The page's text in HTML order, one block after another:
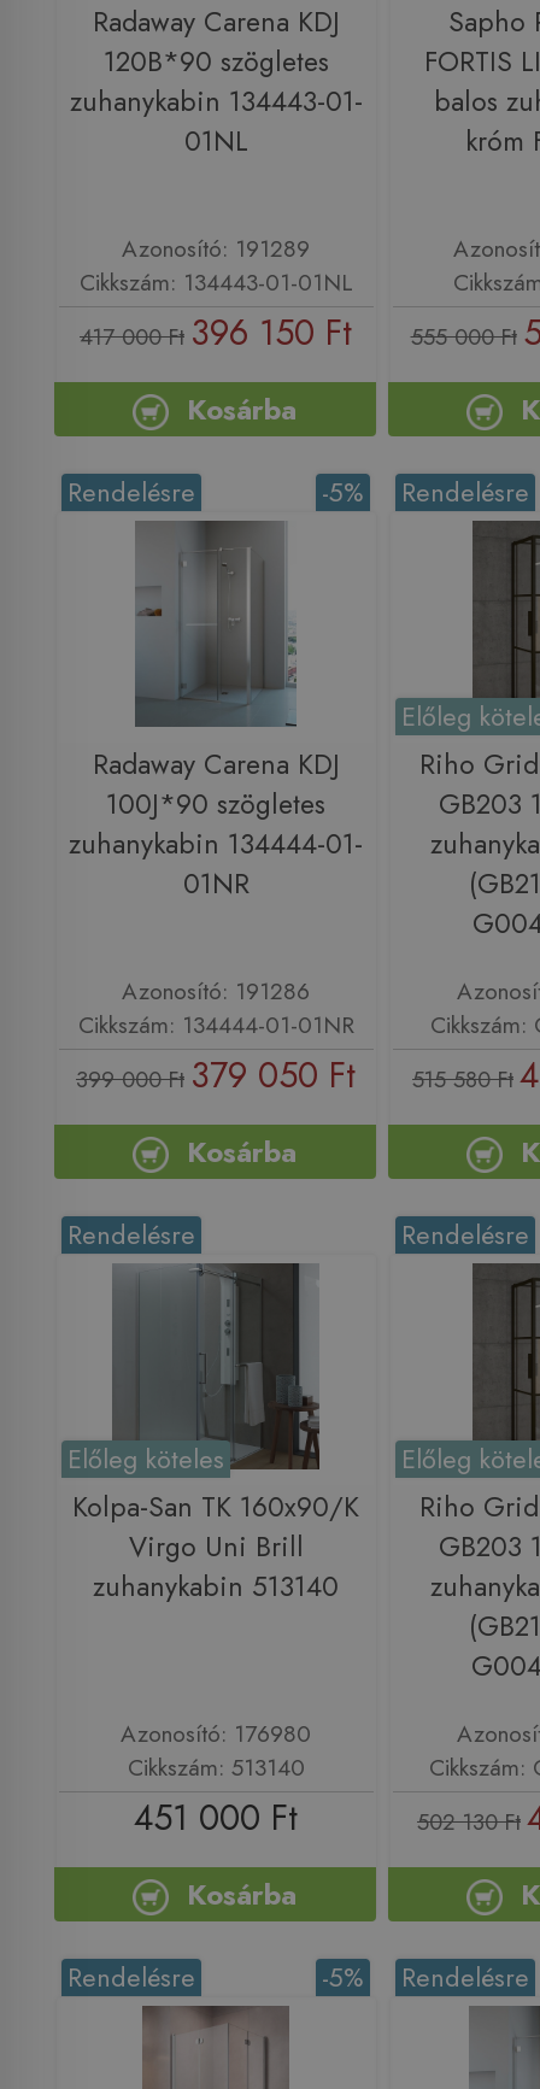
Radaway Carena KDJ
120B*90 szögletes
zuhanykabin 134443-01-
01NL
Azonosító: 191289
Cikkszám: 134443-01-01NL
417 000 Ft 396 150 Ft
Kosárba
Sapho
FORTIS
balos
króm
555 000 Ft
-5%
Rendelésre
Radaway Carena KDJ
100J*90 szögletes
zuhanykabin 134444-01-
01NR
Azonosító: 191286
Cikkszám: 134444-01-01NR
399 000 Ft 379 050 Ft
Kosárba
Rendelésre
Előleg
Riho
GB203
515 580 Ft
Rendelésre
Előleg köteles
Kolpa-San TK 160x90/K
Virgo Uni Brill
zuhanykabin 513140
Azonosító: 176980
Cikkszám: 513140
451 000 Ft
Kosárba
Rendelésre
Előleg
Riho
GB203
502 130 Ft
-5%
Rendelésre Rendelésre